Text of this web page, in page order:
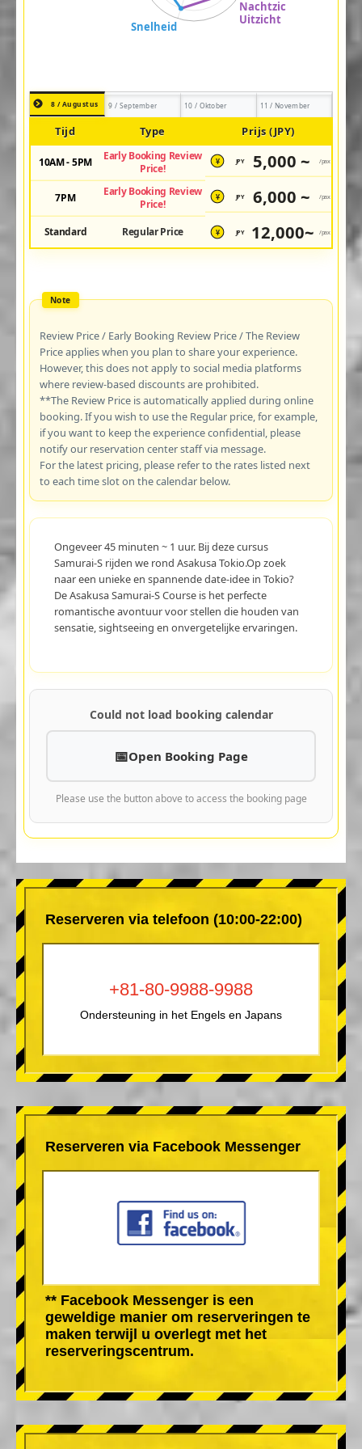
8 / Augustus 9 / September 10 / Oktober 11 / November
Tijd Type Prijs (JPY)
10AM - 5PM
Early Booking Review
Price!
¥ JPY 5,000 ~ /pax
7PM
Early Booking Review
Price!
¥ JPY 6,000 ~ /pax
Standard Regular Price ¥ JPY 12,000~ /pax
Review Price / Early Booking Review Price / The Review
Price applies when you plan to share your experience.
However, this does not apply to social media platforms
where review-based discounts are prohibited.
**The Review Price is automatically applied during online
booking. If you wish to use the Regular price, for example,
if you want to keep the experience confidential, please
notify our reservation center staff via message.
For the latest pricing, please refer to the rates listed next
to each time slot on the calendar below.
Ongeveer 45 minuten ~ 1 uur. Bij deze cursus
Samurai-S rijden we rond Asakusa Tokio.Op zoek
naar een unieke en spannende date-idee in Tokio?
De Asakusa Samurai-S Course is het perfecte
romantische avontuur voor stellen die houden van
sensatie, sightseeing en onvergetelijke ervaringen.
Could not load booking calendar
Open Booking Page
Please use the button above to access the booking page
Reserveren via telefoon (10:00-22:00)
+81-80-9988-9988
Ondersteuning in het Engels en Japans
Reserveren via Facebook Messenger
** Facebook Messenger is een
geweldige manier om reserveringen te
maken terwijl u overlegt met het
reserveringscentrum.